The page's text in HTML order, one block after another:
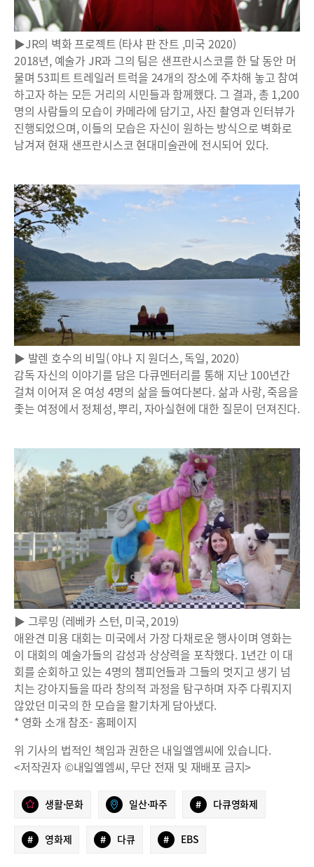
▶JR의 벽화 프로젝트 (타샤 판 잔트 ,미국 2020)
2018년, 예술가 JR과 그의 팀은 샌프란시스코를 한 달 동안 머
물며 53피트 트레일러 트럭을 24개의 장소에 주차해 놓고 참여
하고자 하는 모든 거리의 시민들과 함께했다. 그 결과, 총 1,200
명의 사람들의 모습이 카메라에 담기고, 사진 촬영과 인터뷰가
진행되었으며, 이들의 모습은 자신이 원하는 방식으로 벽화로
남겨져 현재 샌프란시스코 현대미술관에 전시되어 있다.
▶ 발렌 호수의 비밀( 야나 지 원더스, 독일, 2020)
감독 자신의 이야기를 담은 다큐멘터리를 통해 지난 100년간
걸쳐 이어져 온 여성 4명의 삶을 들여다본다. 삶과 사랑, 죽음을
좇는 여정에서 정체성, 뿌리, 자아실현에 대한 질문이 던져진다.
▶ 그루밍 (레베카 스턴, 미국, 2019)
애완견 미용 대회는 미국에서 가장 다채로운 행사이며 영화는
이 대회의 예술가들의 감성과 상상력을 포착했다. 1년간 이 대
회를 순회하고 있는 4명의 챔피언들과 그들의 멋지고 생기 넘
치는 강아지들을 따라 창의적 과정을 탐구하며 자주 다뤄지지
않았던 미국의 한 모습을 활기차게 담아냈다.
* 영화 소개 참조- 홈페이지
위 기사의 법적인 책임과 권한은 내일엘엠씨에 있습니다.
<저작권자 ©내일엘엠씨, 무단 전재 및 재배포 금지>
생활·문화 일산·파주 # 다큐영화제
# 영화제 # 다큐 # EBS